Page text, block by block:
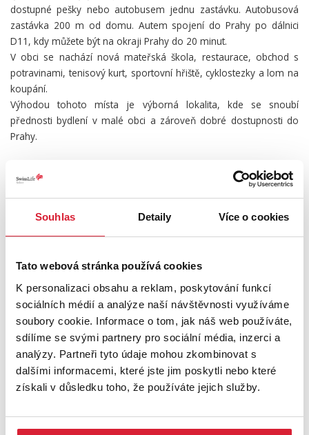
Souhlas Detaily Více o cookies
Tato webová stránka používá cookies
K personalizaci obsahu a reklam, poskytování funkcí
sociálních médií a analýze naší návštěvnosti využíváme
soubory cookie. Informace o tom, jak náš web používáte,
sdílíme se svými partnery pro sociální média, inzerci a
analýzy. Partneři tyto údaje mohou zkombinovat s
dalšími informacemi, které jste jim poskytli nebo které
získali v důsledku toho, že používáte jejich služby.
dostupné pešky nebo autobusem jednu zastávku. Autobusová
zastávka 200 m od domu. Autem spojení do Prahy po dálnici
D11, kdy můžete být na okraji Prahy do 20 minut.
V obci se nachází nová mateřská škola, restaurace, obchod s
potravinami, tenisový kurt, sportovní hřiště, cyklostezky a lom na
koupání.
Výhodou tohoto místa je výborná lokalita, kde se snoubí
přednosti bydlení v malé obci a zároveň dobré dostupnosti do
Prahy.
Řekli jste si Ano, to je ono a nevíte jak to bude s financováním? I
tady pro Vás mám řešení skrze vlastní finanční konzultanty.
Swiss Life Select a.s. Vám nabízí možnost vypracování
nezávislého porovnání a tvorby hypotéky na míru dle Vašich
se můžete spolehnout, že Vám doporučíme nejlepší financování
bezplatně.
Přijďte se sami přesvědčit, stačí pouze zavolat a uvidíme se na
místě Váš Petr Revenda.
Mějte se fajn.
V případě více zájemců o nemovitost, si majitel vyhrazuje právo
prodat nemovitost zájemci s nejvyšší nabídkou.
prodat nemovitost zájemci s nejvyšší nabídkou.